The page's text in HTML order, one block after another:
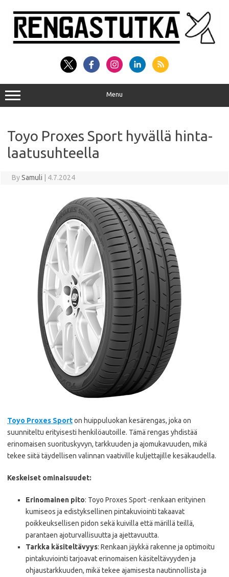
content
Menu
Toyo Proxes Sport hyvällä hinta-
laatusuhteella
BySamuli 4.7.2024
Toyo Proxes Sporton huippuluokan kesärengas, joka on
suunniteltu erityisesti henkilöautoille. Tämä rengas yhdistää
erinomaisen suorituskyvyn, tarkkuuden ja ajomukavuuden, mikä
tekee siitä täydellisen valinnan vaativille kuljettajille kesäkaudella.
Keskeiset ominaisuudet:
Erinomainen pito: Toyo Proxes Sport -renkaan erityinen
kumiseos ja edistyksellinen pintakuviointi takaavat
poikkeuksellisen pidon sekä kuivilla että märillä teillä,
parantaen ajoturvallisuutta ja ajettavuutta.
Tarkka käsiteltävyys: Renkaan jäykkä rakenne ja optimoitu
pintakuviointi tarjoavat erinomaisen käsiteltävyyden ja
ohjaustarkkuuden, mikä tekee ajamisesta nautinnollista ja